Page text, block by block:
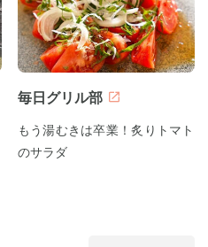
毎日グリル部
もう湯むきは卒業！炙りトマト
のサラダ